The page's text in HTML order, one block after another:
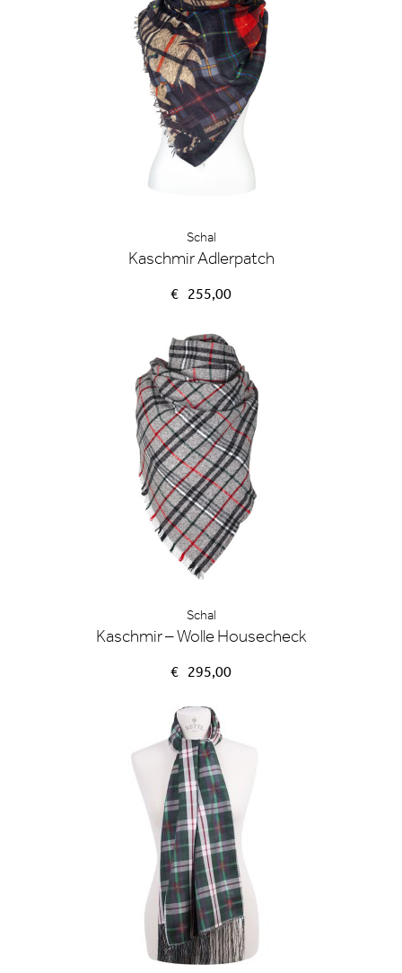
Schal
Kaschmir Adlerpatch
€ 255,00
Schal
Kaschmir – Wolle Housecheck
€ 295,00